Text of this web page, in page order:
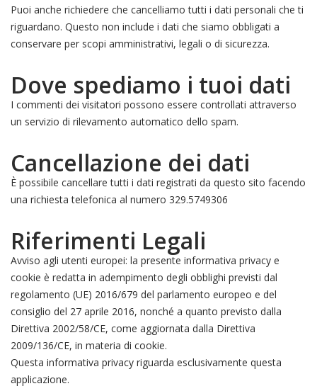
Puoi anche richiedere che cancelliamo tutti i dati personali che ti
riguardano. Questo non include i dati che siamo obbligati a
conservare per scopi amministrativi, legali o di sicurezza.
Dove spediamo i tuoi dati
I commenti dei visitatori possono essere controllati attraverso
un servizio di rilevamento automatico dello spam.
Cancellazione dei dati
È possibile cancellare tutti i dati registrati da questo sito facendo
una richiesta telefonica al numero 329.5749306
Riferimenti Legali
Avviso agli utenti europei: la presente informativa privacy e
cookie è redatta in adempimento degli obblighi previsti dal
regolamento (UE) 2016/679 del parlamento europeo e del
consiglio del 27 aprile 2016, nonché a quanto previsto dalla
Direttiva 2002/58/CE, come aggiornata dalla Direttiva
2009/136/CE, in materia di cookie.
Questa informativa privacy riguarda esclusivamente questa
applicazione.